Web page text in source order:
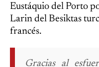
Eustáquio del Porto
Larin del Besiktas
francés.
Gracias al